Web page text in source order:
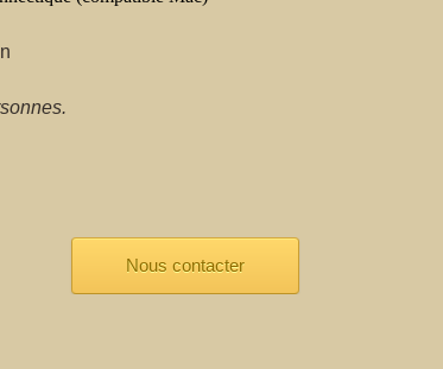
Nous contacter